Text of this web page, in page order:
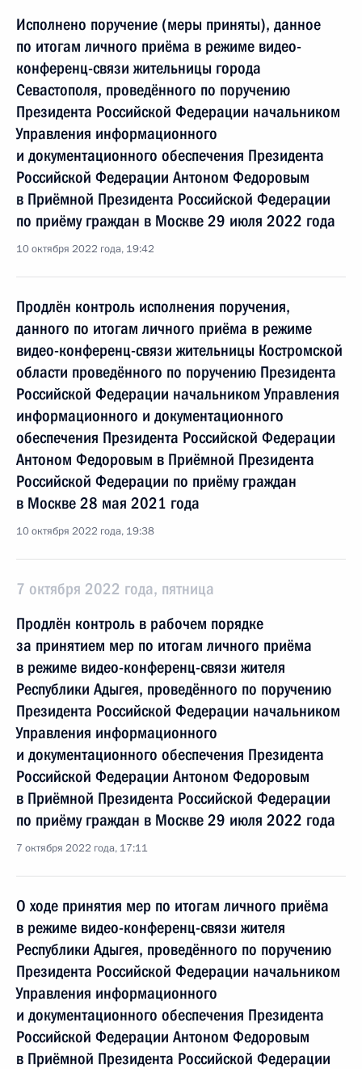
Исполнено поручение (меры приняты), данное
по итогам личного приёма в режиме видео-
конференц-связи жительницы города
Севастополя, проведённого по поручению
Президента Российской Федерации начальником
Управления информационного
и документационного обеспечения Президента
Российской Федерации Антоном Федоровым
в Приёмной Президента Российской Федерации
по приёму граждан в Москве 29 июля 2022 года
10 октября 2022 года, 19:42
Продлён контроль исполнения поручения,
данного по итогам личного приёма в режиме
видео-конференц-связи жительницы Костромской
области проведённого по поручению Президента
Российской Федерации начальником Управления
информационного и документационного
обеспечения Президента Российской Федерации
Антоном Федоровым в Приёмной Президента
Российской Федерации по приёму граждан
в Москве 28 мая 2021 года
10 октября 2022 года, 19:38
7 октября 2022 года, пятница
Продлён контроль в рабочем порядке
за принятием мер по итогам личного приёма
в режиме видео-конференц-связи жителя
Республики Адыгея, проведённого по поручению
Президента Российской Федерации начальником
Управления информационного
и документационного обеспечения Президента
Российской Федерации Антоном Федоровым
в Приёмной Президента Российской Федерации
по приёму граждан в Москве 29 июля 2022 года
7 октября 2022 года, 17:11
О ходе принятия мер по итогам личного приёма
в режиме видео-конференц-связи жителя
Республики Адыгея, проведённого по поручению
Президента Российской Федерации начальником
Управления информационного
и документационного обеспечения Президента
Российской Федерации Антоном Федоровым
в Приёмной Президента Российской Федерации